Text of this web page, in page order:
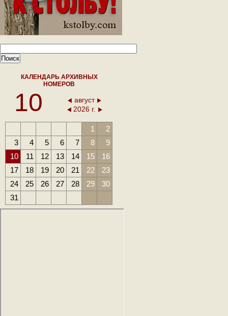
КАЛЕНДАРЬ АРХИВНЫХ
НОМЕРОВ
10
август
2026 г.
1
2
3
4 5 6 7 8
9
10
11 12 13 14 15
16
17
18 19 20 21 22
23
24
25 26 27 28 29
30
31